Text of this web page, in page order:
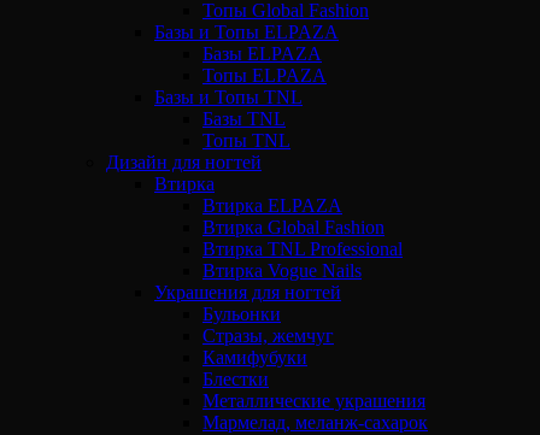
Топы Global Fashion
Базы и Топы ELPAZA
Базы ELPAZA
Топы ELPAZA
Базы и Топы TNL
Базы TNL
Топы TNL
Дизайн для ногтей
Втирка
Втирка ELPAZA
Втирка Global Fashion
Втирка TNL Professional
Втирка Vogue Nails
Украшения для ногтей
Бульонки
Стразы, жемчуг
Камифубуки
Блестки
Металлические украшения
Мармелад, меланж-сахарок